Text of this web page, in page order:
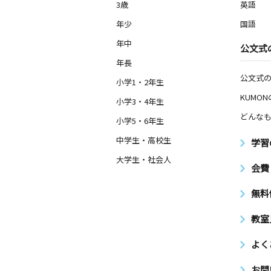
3歳
年少
年中
年長
小学1・2年生
小学3・4年生
小学5・6年生
中学生・高校生
大学生・社会人
英語
国語
公文式
公文式
どんな
学
会
無
教
よ